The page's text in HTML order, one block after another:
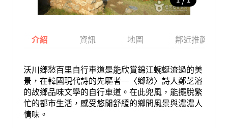
介紹 資訊 地圖 鄰近推薦景點
沃川鄉愁百里自行車道是能欣賞錦江蜿蜒流過的美
景，在韓國現代詩的先驅者─〈鄉愁〉詩人鄭芝溶
的故鄉品味文學的自行車道。在此兜風，能擺脫繁
忙的都市生活，感受悠閒舒緩的鄉間風景與濃濃人
情味。